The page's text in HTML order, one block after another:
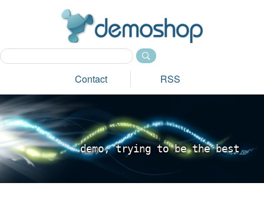
Contact RSS
demo, trying to be the best_